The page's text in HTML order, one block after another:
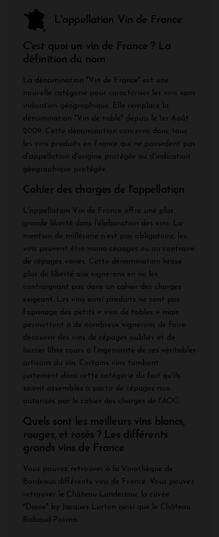
L'appellation Vin de France
C'est quoi un vin de France ? La
définition du nom
La dénomination "Vin de France" est une
nouvelle catégorie pour caractériser les vins sans
indication géographique. Elle remplace la
dénomination "Vin de table" depuis le 1er Août
2009. Cette dénomination concerne donc tous
les vins produits en France qui ne possèdent pas
d'appellation d'origine protégée ou d'indication
géographique protégée.
Cahier des charges de l'appellation
L'appellation Vin de France offre une plus
grande liberté dans l’élaboration des vins. La
mention de millésime n’est pas obligatoire, les
vins peuvent être mono-cépages ou au contraire
de cépages variés. Cette dénomination laisse
plus de liberté aux vignerons en ne les
contraignant pas dans un cahier des charges
exigeant. Les vins ainsi produits ne sont pas
l’apanage des petits « vins de tables » mais
permettent à de nombreux vignerons de faire
découvrir des vins de cépages oubliés et de
laisser libre cours à l’ingéniosité de ces véritables
artisans du vin. Certains vins tombent
justement dans cette catégorie du fait qu'ils
soient assemblés à partir de cépages non
autorisés par le cahier des charges de l'AOC.
Quels sont les meilleurs vins blancs,
rouges, et rosés ? Les différents
grands vins de France
Vous pouvez retrouver à la Vinothèque de
Bordeaux différents vins de France. Vous pouvez
retrouver le Château Landereau, la cuvée
"Diane" by Jacques Lurton ainsi que le Château
Rabaud-Promis.